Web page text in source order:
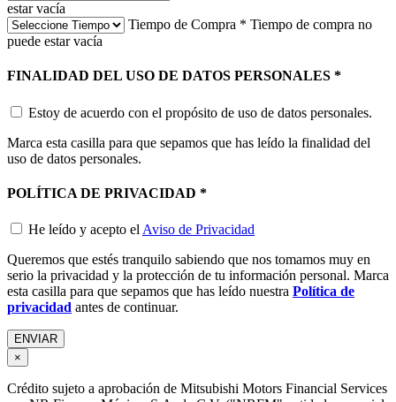
estar vacía
Tiempo de Compra * Tiempo de compra no
puede estar vacía
FINALIDAD DEL USO DE DATOS PERSONALES *
Estoy de acuerdo con el propósito de uso de datos personales.
Marca esta casilla para que sepamos que has leído la finalidad del
uso de datos personales.
POLÍTICA DE PRIVACIDAD *
He leído y acepto el Aviso de Privacidad
Queremos que estés tranquilo sabiendo que nos tomamos muy en
serio la privacidad y la protección de tu información personal. Marca
esta casilla para que sepamos que has leído nuestra Política de
privacidad antes de continuar.
×
Crédito sujeto a aprobación de Mitsubishi Motors Financial Services